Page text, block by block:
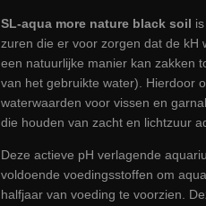
SL-aqua more nature black soil
zuren die er voor zorgen dat de kH
een natuurlijke manier kan zakken
van het gebruikte water). Hierdoor
waterwaarden voor vissen en
die houden van zacht en lichtzuur
Deze actieve pH verlagende
voldoende voedingsstoffen om
halfjaar van voeding te voorzien.